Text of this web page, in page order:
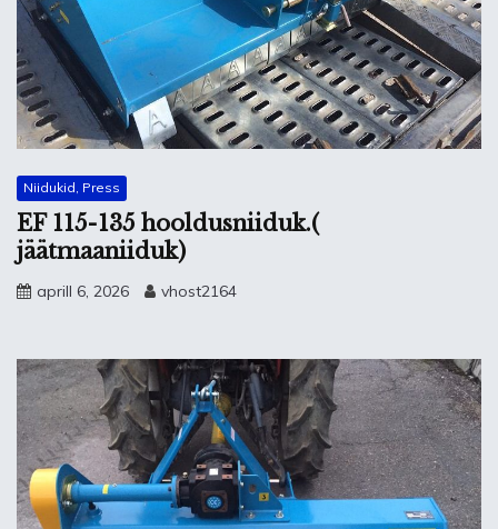
Niidukid, Press
EF 115-135 hooldusniiduk.(
jäätmaaniiduk)
aprill 6, 2026 vhost2164